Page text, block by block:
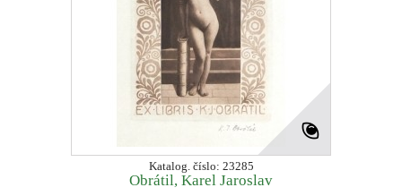
Katalog. číslo: 23285
Obrátil, Karel Jaroslav